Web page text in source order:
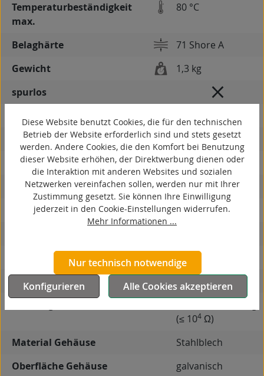
Temperaturbeständigkeit
max.
80 °C
Belaghärte
71 Shore A
Gewicht
1,3 kg
spurlos
kontaktverfärbungsfrei
antistatisch
ESD
elektrisch leitfähig
korrosionsbeständig
autoklaventauglich
Produkttyp
Bockrolle
(≤ 104Ω)
Material Gehäuse
Stahlblech
Oberfläche Gehäuse
galvanisch
Diese Website benutzt Cookies, die für den technischen
Betrieb der Website erforderlich sind und stets gesetzt
werden. Andere Cookies, die den Komfort bei Benutzung
dieser Website erhöhen, der Direktwerbung dienen oder
die Interaktion mit anderen Websites und sozialen
Netzwerken vereinfachen sollen, werden nur mit Ihrer
Zustimmung gesetzt. Sie können Ihre Einwilligung
jederzeit in den Cookie-Einstellungen widerrufen.
Mehr Informationen ...
Nur technisch notwendige
Konfigurieren
Alle Cookies akzeptieren